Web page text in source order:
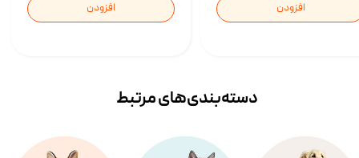
افزودن افزودن
دسته‌بندی‌‌های مرتبط